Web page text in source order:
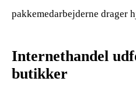
pakkemedarbejderne drager
Internethandel
butikker